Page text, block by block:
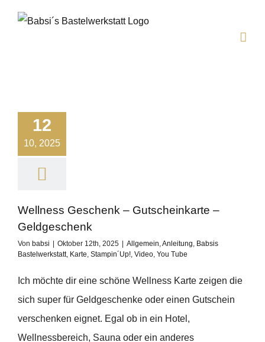
12
10, 2025
Wellness Geschenk – Gutscheinkarte –
Geldgeschenk
Von babsi Oktober 12th, 2025 Allgemein,Anleitung, Babsis
Bastelwerkstatt, Karte, Stampin´Up!, Video, You Tube
Ich möchte dir eine schöne Wellness Karte zeigen die
sich super für Geldgeschenke oder einen Gutschein
verschenken eignet. Egal ob in ein Hotel,
Wellnessbereich, Sauna oder ein anderes